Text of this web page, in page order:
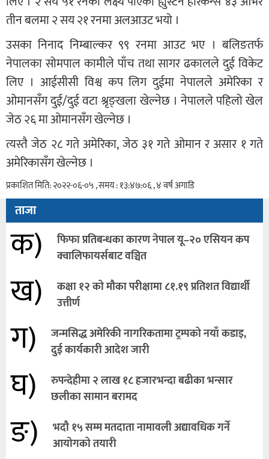
तीन बलमा २ सय २१ रनमा अलआउट भयो ।
उसका निनाद निम्बाल्कर ९९ रनमा आउट भए । बलिङतर्फ
नेपालका सोमपाल कामीले पाँच तथा सागर ढकालले दुई विकेट
लिए । आईसीसी विश्व कप लिग दुईमा नेपालले अमेरिका र
ओमानसँग दुई/दुई वटा श्रृङ्खला खेल्नेछ । नेपालले पहिलो खेल
जेठ २६ मा ओमानसँग खेल्नेछ ।
त्यस्तै जेठ २८ गते अमेरिका, जेठ ३१ गते ओमान र असार १ गते
अमेरिकासँग खेल्नेछ ।
प्रकाशित मिति: २०२२-०६-०५ , समय : १३:४७:०६ , ४ वर्ष अगाडि
ताजा
क)
फिफा प्रतिबन्धका कारण नेपाल यू–२० एसियन कप
क्वालिफायर्सबाट वञ्चित
ख)
कक्षा १२ को मौका परीक्षामा ८१.१९ प्रतिशत विद्यार्थी
उत्तीर्ण
ग)
जन्मसिद्ध अमेरिकी नागरिकतामा ट्रम्पको नयाँ कडाइ,
दुई कार्यकारी आदेश जारी
घ)
रुपन्देहीमा २ लाख १८ हजारभन्दा बढीका भन्सार
छलीका सामान बरामद
ङ)
भदौ १५ सम्म मतदाता नामावली अद्यावधिक गर्ने
आयोगको तयारी